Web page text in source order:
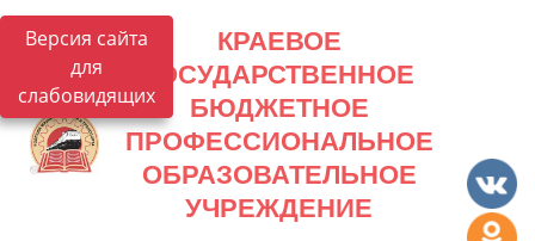
Версия сайта
для
слабовидящих
КРАЕВОЕ
ГОСУДАРСТВЕННОЕ
БЮДЖЕТНОЕ
ПРОФЕССИОНАЛЬНОЕ
ОБРАЗОВАТЕЛЬНОЕ
УЧРЕЖДЕНИЕ